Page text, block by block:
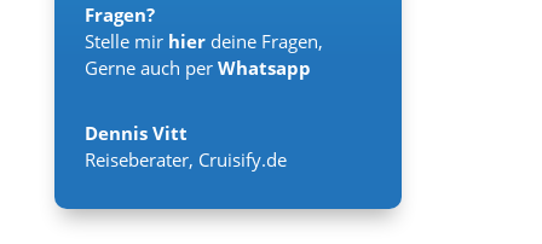
Fragen?
Stelle mir hier deine Fragen,
Gerne auch per Whatsapp
Dennis Vitt
Reiseberater, Cruisify.de